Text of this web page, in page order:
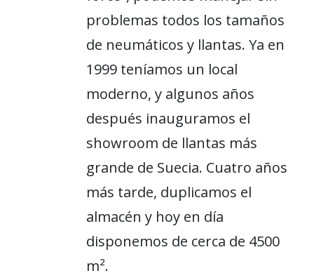
problemas todos los tamaños
de neumáticos y llantas. Ya en
1999 teníamos un local
moderno, y algunos años
después inauguramos el
showroom de llantas más
grande de Suecia. Cuatro años
más tarde, duplicamos el
almacén y hoy en día
disponemos de cerca de 4500
m².